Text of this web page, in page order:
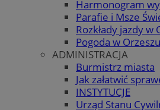
Harmonogram
Parafie i Msze
Rozkłady jazdy w
Pogoda w Orzeszu
ADMINISTRACJA
Burmistrz miasta
Jak załatwić
INSTYTUCJE
Urząd Stanu